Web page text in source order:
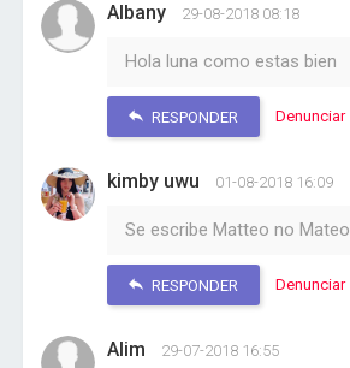
Albany 29-08-2018 08:18
Hola luna como estas bien
RESPONDER Denunciar
kimby uwu 01-08-2018 16:09
Se escribe Matteo no Mateo
RESPONDER Denunciar
Alim 29-07-2018 16:55